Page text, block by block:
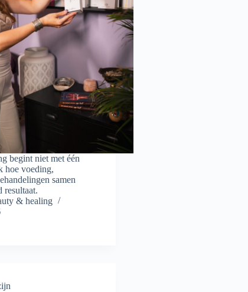
begint niet met één
hoe voeding,
samen
resultaat.
& healing